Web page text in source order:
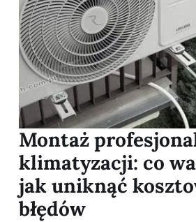
Montaż
klimatyzacji: co
jak uniknąć
błędów